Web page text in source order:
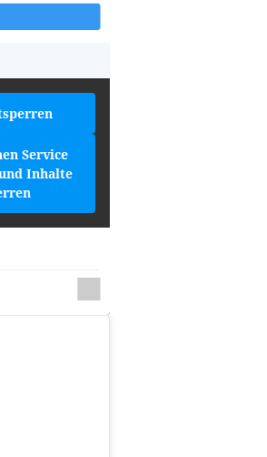
Service
Inhalte